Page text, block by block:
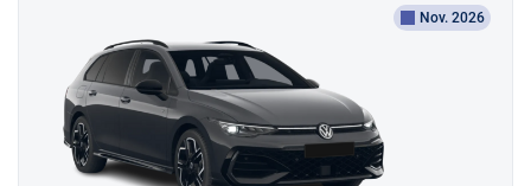
Nov. 2026